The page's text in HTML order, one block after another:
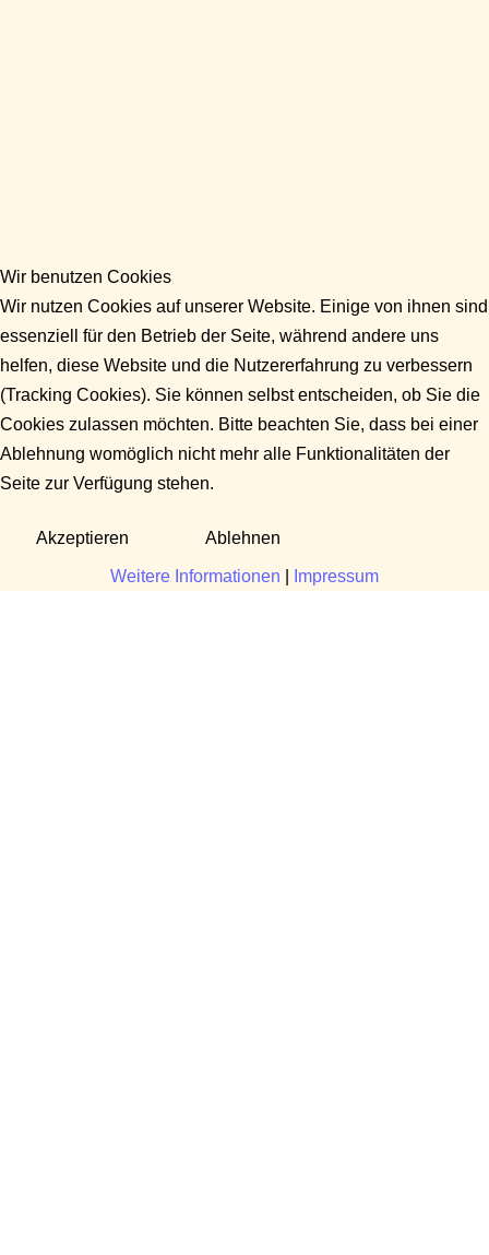
Wir benutzen Cookies
Wir nutzen Cookies auf unserer Website. Einige von ihnen sind
essenziell für den Betrieb der Seite, während andere uns
helfen, diese Website und die Nutzererfahrung zu verbessern
(Tracking Cookies). Sie können selbst entscheiden, ob Sie die
Cookies zulassen möchten. Bitte beachten Sie, dass bei einer
Ablehnung womöglich nicht mehr alle Funktionalitäten der
Seite zur Verfügung stehen.
Akzeptieren Ablehnen
Weitere Informationen Impressum